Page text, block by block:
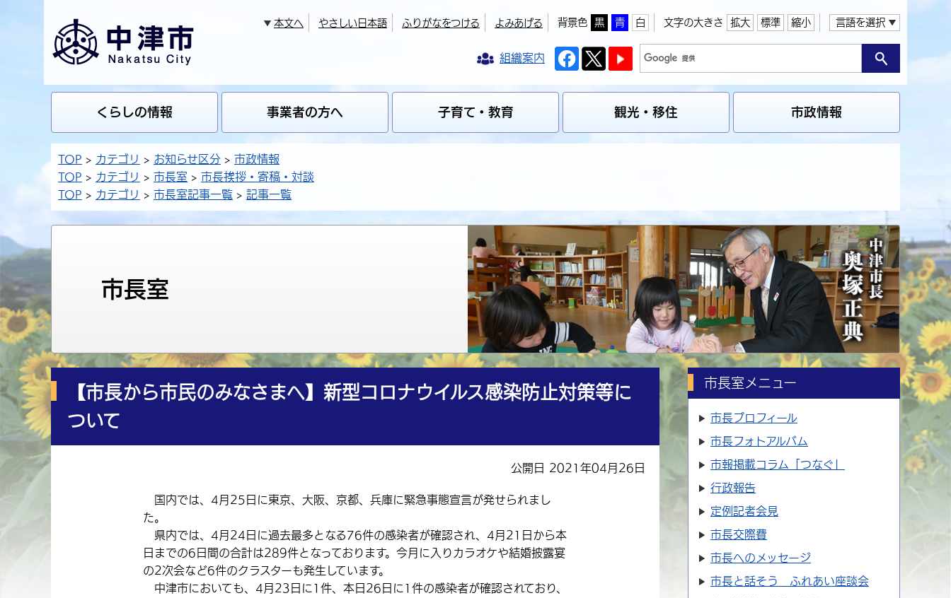
本文へ やさしい日本語 ふりがなをつける よみあげる 背景色 黒 青 白 文字の大きさ 拡大 標準 縮小 言語を選択
組織案内
くらしの情報 事業者の方へ 子育て・教育 観光・移住 市政情報
TOP カテゴリ お知らせ区分
市政情報
TOP
カテゴリ 市長室
市長挨拶・寄稿・対談
TOP
カテゴリ 市長室記事一覧 記事一覧
市長室
【市長から市民のみなさまへ】新型コロナウイルス感染防止対策等に
ついて
公開日 2021年04月26日
国内では、4月25日に東京、大阪、京都、兵庫に緊急事態宣言が発せられまし
た。
県内では、4月24日に過去最多となる76件の感染者が確認され、4月21日から本
日までの6日間の合計は289件となっております。今月に入りカラオケや結婚披露宴
の2次会など6件のクラスターも発生しています。
中津市においても、4月23日に1件、本日26日に1件の感染者が確認されており、
市長室メニュー
市長プロフィール
市長フォトアルバム
市報掲載コラム「つなぐ」
行政報告
定例記者会見
市長交際費
市長へのメッセージ
市長と話そう ふれあい座談会